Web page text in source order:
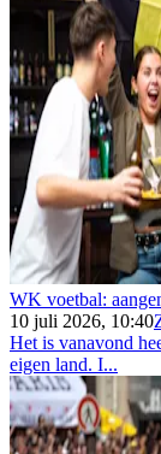
WK voetbal:
10 juli 2026, 10:40
Het is vanavond
eigen land. I...